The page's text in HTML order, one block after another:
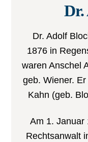
Dr.
Dr. Adolf
1876 in
waren Anschel
geb. Wiener.
Kahn (geb.
Am 1. Januar
Rechtsanwalt